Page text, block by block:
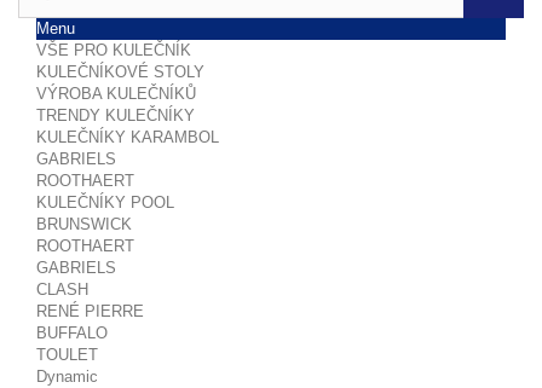
Menu
VŠE PRO KULEČNÍK
KULEČNÍKOVÉ STOLY
VÝROBA KULEČNÍKŮ
TRENDY KULEČNÍKY
KULEČNÍKY KARAMBOL
GABRIELS
ROOTHAERT
KULEČNÍKY POOL
BRUNSWICK
ROOTHAERT
GABRIELS
CLASH
RENÉ PIERRE
BUFFALO
TOULET
Dynamic